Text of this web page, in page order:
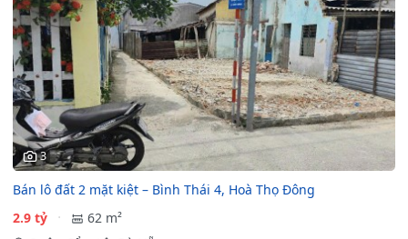
3
Bán lô đất 2 mặt kiệt – Bình Thái 4, Hoà Thọ Đông
2.9 tỷ
62 m²